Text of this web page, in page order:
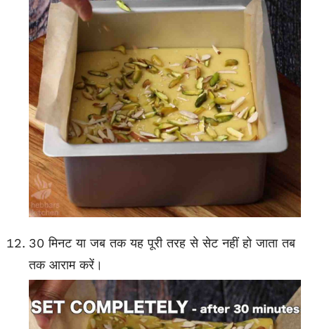
30 मिनट या जब तक यह पूरी तरह से सेट नहीं हो जाता तब
तक आराम करें।